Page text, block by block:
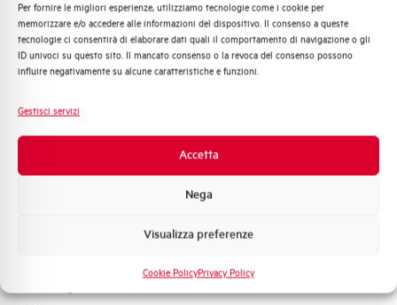
Per fornire le migliori esperienze, utilizziamo tecnologie come i cookie per
memorizzare e/o accedere alle informazioni del dispositivo. Il consenso a queste
tecnologie ci consentirà di elaborare dati quali il comportamento di navigazione o gli
ID univoci su questo sito. Il mancato consenso o la revoca del consenso possono
influire negativamente su alcune caratteristiche e funzioni.
Gestisci servizi
Accetta
Nega
Visualizza preferenze
Cookie PolicyPrivacy Policy
Clicca qui per scaricare: Disegno
quotato
Disegno quotato
Quali argomenti ti interessano di più?
Distribuzione di Energia
Automazione Industriale
Sistema Quadri
Promozioni e offerte
Formazione tecnica
Voglio ricevere aggiornamenti, novità di